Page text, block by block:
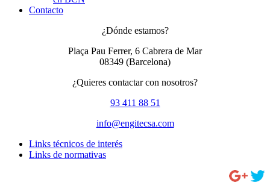
Contacto
¿Dónde estamos?
Plaça Pau Ferrer, 6 Cabrera de Mar
08349 (Barcelona)
¿Quieres contactar con nosotros?
93 411 88 51
info@engitecsa.com
Links técnicos de interés
Links de normativas